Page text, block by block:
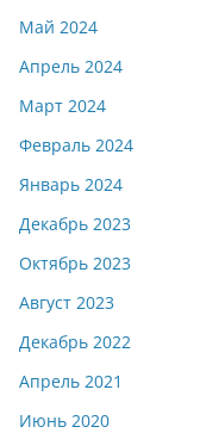
Май 2024
Апрель 2024
Март 2024
Февраль 2024
Январь 2024
Декабрь 2023
Октябрь 2023
Август 2023
Декабрь 2022
Апрель 2021
Июнь 2020